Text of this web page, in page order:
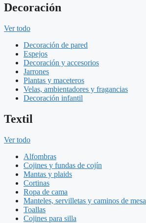
Decoración
Ver todo
Decoración de pared
Espejos
Decoración y accesorios
Jarrones
Plantas y maceteros
Velas, ambientadores y fragancias
Decoración infantil
Textil
Ver todo
Alfombras
Cojines y fundas de cojín
Mantas y plaids
Cortinas
Ropa de cama
Manteles, servilletas y caminos de mesa
Toallas
Cojines para silla